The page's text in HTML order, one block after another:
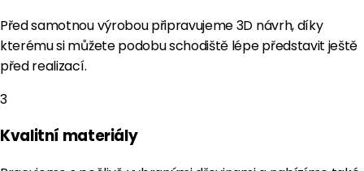
Před samotnou výrobou připravujeme 3D návrh, díky
kterému si můžete podobu schodiště lépe představit ještě
před realizací.
3
Kvalitní materiály